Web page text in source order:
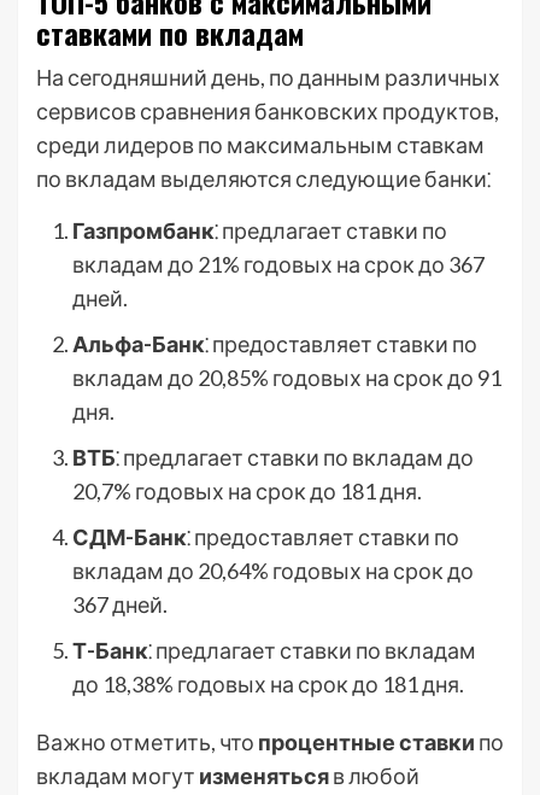
ставками по вкладам
На сегодняшний день, по данным различных
сервисов сравнения банковских продуктов,
среди лидеров по максимальным ставкам
по вкладам выделяются следующие банки⁚
Газпромбанк⁚ предлагает ставки по
вкладам до 21% годовых на срок до 367
дней.
Альфа-Банк⁚ предоставляет ставки по
вкладам до 20,85% годовых на срок до 91
дня.
ВТБ⁚ предлагает ставки по вкладам до
20,7% годовых на срок до 181 дня.
СДМ-Банк⁚ предоставляет ставки по
вкладам до 20,64% годовых на срок до
367 дней.
Т-Банк⁚ предлагает ставки по вкладам
до 18,38% годовых на срок до 181 дня.
Важно отметить, что процентные ставки по
вкладам могут изменятьсяв любой